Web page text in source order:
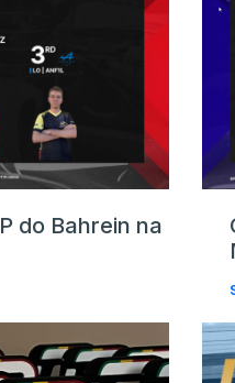
do Bahrein na